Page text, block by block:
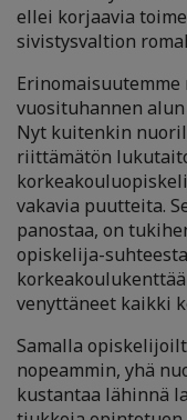
ellei korjaavia
sivistysvaltion
vuosituhannen
Nyt kuitenkin
riittämätön
vakavia puutteita.
panostaa, on
opiskelija-
venyttäneet kaikki
Samalla
nopeammin, yhä
kustantaa lähinnä